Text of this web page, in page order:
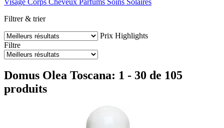
Filtrer & trier
Prix Highlights
Filtre
Domus Olea Toscana: 1 - 30 de 105
produits